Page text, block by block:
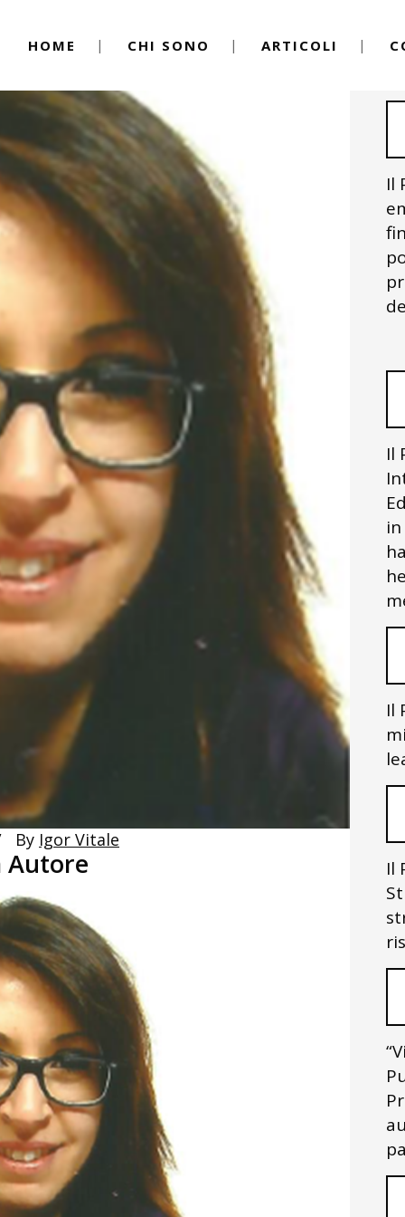
HOME CHI SONO ARTICOLI
By Igor Vitale
Autore
Il
Il
Il
Il